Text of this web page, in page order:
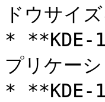
ドウサイ
* **KDE-
プリケー
* **KDE-